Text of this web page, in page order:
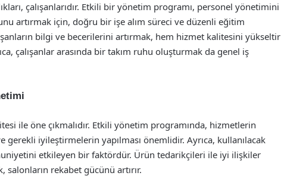
çalışanlarıdır. Etkili bir yönetim programı, personel yönetimini
artırmak için, doğru bir işe alım süreci ve düzenli eğitim
bilgi ve becerilerini artırmak, hem hizmet kalitesini yükseltir
çalışanlar arasında bir takım ruhu oluşturmak da genel iş
ile öne çıkmalıdır. Etkili yönetim programında, hizmetlerin
iyileştirmelerin yapılması önemlidir. Ayrıca, kullanılacak
etkileyen bir faktördür. Ürün tedarikçileri ile iyi ilişkiler
rekabet gücünü artırır.